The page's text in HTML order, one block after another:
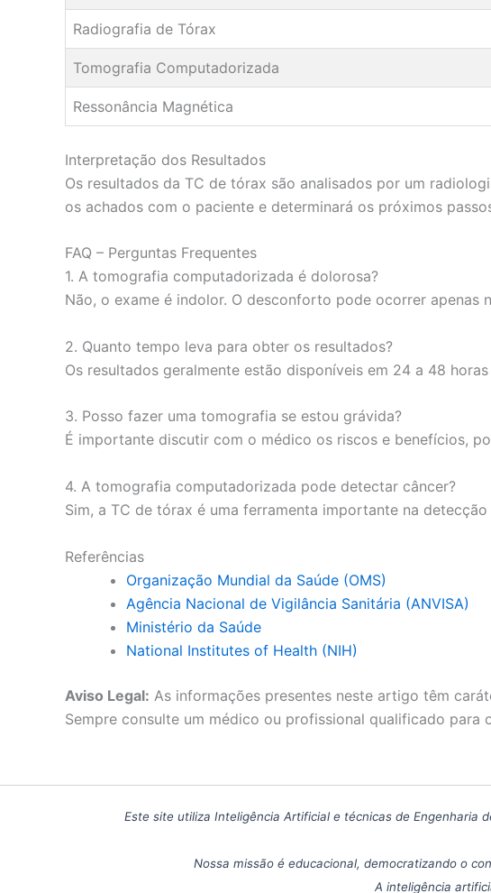
Radiografia de Tórax
Tomografia Computadorizada
Ressonância Magnética
Interpretação dos Resultados
Os resultados da TC de tórax são analisados por um
os achados com o paciente e determinará os próximos
FAQ – Perguntas Frequentes
1. A tomografia computadorizada é dolorosa?
Não, o exame é indolor. O desconforto pode ocorrer
2. Quanto tempo leva para obter os resultados?
Os resultados geralmente estão disponíveis em 24 a 48
3. Posso fazer uma tomografia se estou grávida?
É importante discutir com o médico os riscos e benefícios,
4. A tomografia computadorizada pode detectar câncer?
Sim, a TC de tórax é uma ferramenta importante na
Referências
Organização Mundial da Saúde (OMS)
Agência Nacional de Vigilância Sanitária (ANVISA)
Ministério da Saúde
National Institutes of Health (NIH)
Aviso Legal: As informações presentes neste artigo têm
Sempre consulte um médico ou profissional qualificado para
Este site utiliza Inteligência Artificial e técnicas de Engenharia
Nossa missão é educacional, democratizando o
A inteligência